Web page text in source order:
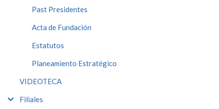
Past Presidentes
Acta de Fundación
Estatutos
Planeamiento Estratégico
VIDEOTECA
Filiales